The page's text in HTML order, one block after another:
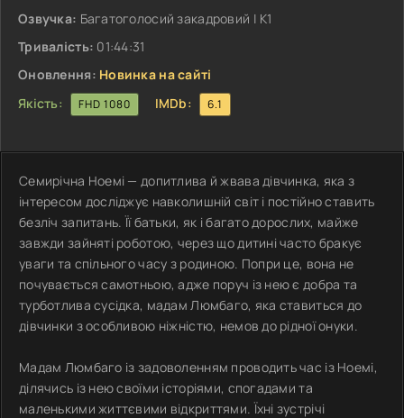
Озвучка: Багатоголосий закадровий | К1
Тривалість: 01:44:31
Оновлення: Новинка на сайті
Якість:
FHD 1080 IMDb: 6.1
Семирічна Ноемі — допитлива й жвава дівчинка, яка з
інтересом досліджує навколишній світ і постійно ставить
безліч запитань. Її батьки, як і багато дорослих, майже
завжди зайняті роботою, через що дитині часто бракує
уваги та спільного часу з родиною. Попри це, вона не
почувається самотньою, адже поруч із нею є добра та
турботлива сусідка, мадам Люмбаго, яка ставиться до
дівчинки з особливою ніжністю, немов до рідної онуки.
Мадам Люмбаго із задоволенням проводить час із Ноемі,
ділячись із нею своїми історіями, спогадами та
маленькими життєвими відкриттями. Їхні зустрічі